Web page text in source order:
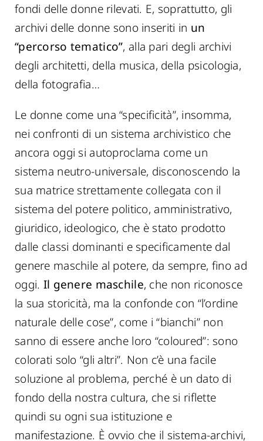
fondi delle donne rilevati. E, soprattutto, gli
archivi delle donne sono inseriti in un
“percorso tematico”, alla pari degli archivi
degli architetti, della musica, della psicologia,
della fotografia…
Le donne come una “specificità”, insomma,
nei confronti di un sistema archivistico che
ancora oggi si autoproclama come un
sistema neutro-universale, disconoscendo la
sua matrice strettamente collegata con il
sistema del potere politico, amministrativo,
giuridico, ideologico, che è stato prodotto
dalle classi dominanti e specificamente dal
genere maschile al potere, da sempre, fino ad
oggi. Il genere maschile, che non riconosce
la sua storicità, ma la confonde con “l’ordine
naturale delle cose”, come i “bianchi” non
sanno di essere anche loro “coloured”: sono
colorati solo “gli altri”. Non c’è una facile
soluzione al problema, perché è un dato di
fondo della nostra cultura, che si riflette
quindi su ogni sua istituzione e
manifestazione. È ovvio che il sistema-archivi,